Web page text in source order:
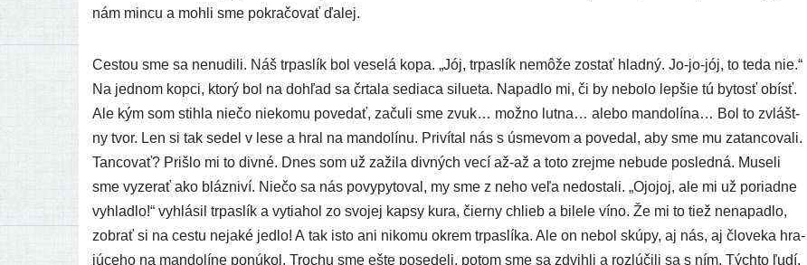
nám min­cu a moh­li sme pokra­čo­vať ďalej.
Cestou sme sa nenu­di­li. Náš trpas­lík bol vese­lá kopa. „Jój, trpas­lík nemô­že zostať hlad­ný. Jo-jo-jój, to teda nie.“
Na jed­nom kop­ci, kto­rý bol na dohľad sa črta­la sedia­ca silu­e­ta. Napadlo mi, či by nebo­lo lep­šie tú bytosť obísť.
Ale kým som stih­la nie­čo nie­ko­mu pove­dať, začu­li sme zvuk… mož­no lut­na… ale­bo man­do­lí­na… Bol to zvlášt­
ny tvor. Len si tak sedel v lese a hral na man­do­lí­nu. Privítal nás s úsme­vom a pove­dal, aby sme mu zatan­co­va­li.
Tancovať? Prišlo mi to div­né. Dnes som už zaži­la div­ných vecí až-až a toto zrej­me nebu­de posled­ná. Museli
sme vyze­rať ako bláz­ni­ví. Niečo sa nás povy­py­to­val, my sme z neho veľa nedos­ta­li. „Ojojoj, ale mi už poriad­ne
vyhlad­lo!“ vyhlá­sil trpas­lík a vytia­hol zo svo­jej kap­sy kura, čier­ny chlieb a bile­le víno. Že mi to tiež nena­pad­lo,
zobrať si na ces­tu neja­ké jed­lo! A tak isto ani niko­mu okrem trpas­lí­ka. Ale on nebol skú­py, aj nás, aj člo­ve­ka hra­
jú­ce­ho na man­do­lí­ne ponú­kol. Trochu sme ešte pose­de­li, potom sme sa zdvih­li a roz­lú­či­li sa s ním. Týchto ľudí,